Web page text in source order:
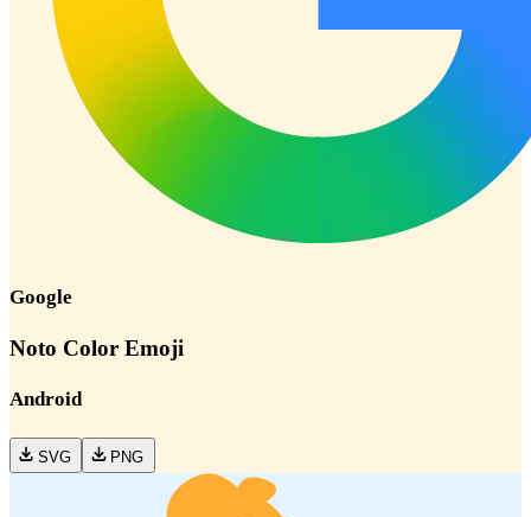
Google
Noto Color Emoji
Android
SVG PNG